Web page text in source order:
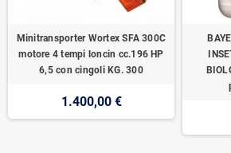
Minitransporter Wortex SFA 300C
motore 4 tempi loncin cc.196 HP
6,5 con cingoli KG. 300
1.400,00 €